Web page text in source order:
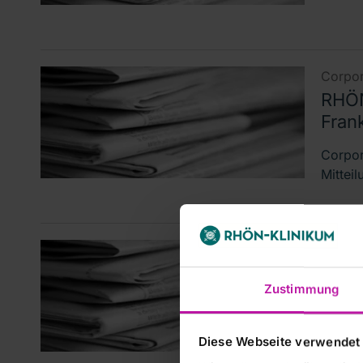
Zustimmung
Diese Webseite